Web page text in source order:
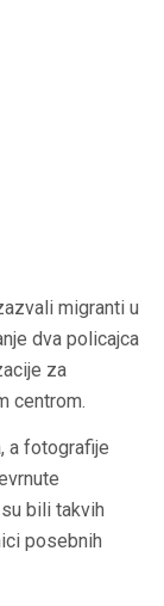
migranti u
dva policajca
za
centrom.
a fotografije
bili takvih
posebnih